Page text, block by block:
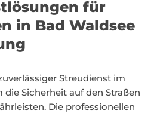
für
in Bad Waldsee
Streudienst im
Sicherheit auf den Straßen
Die professionellen